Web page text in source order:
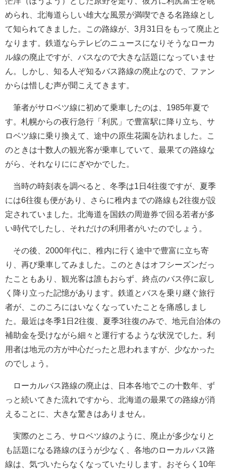
められ、北海道らしい雄大な風景が満喫できる名路線とし
て知られてきました。この路線が、3月31日をもって廃止と
なります。鉄道ならテレビのニュースになりそうなローカ
ル線の廃止ですが、バスなので大きな話題になっていませ
ん。しかし、知る人ぞ知るバス路線の廃止なので、ファン
からは惜しむ声が聞こえてきます。
筆者がサロベツ線に初めて乗車したのは、1985年夏で
す。札幌からの夜行急行「利尻」で豊富駅に降り立ち、サ
ロベツ線に乗り換えて、途中の原生花園を訪れました。こ
のときは十数人の観光客が乗車していて、最果ての路線な
がら、それなりににぎやかでした。
当時の時刻表を調べると、冬季は1日4往復ですが、夏季
には6往復も便があり、さらに稚内までの路線も2往復が設
定されていました。北海道を国鉄の周遊券で回る若者が多
い時代でしたし、それだけの利用者がいたのでしょう。
その後、2000年代に、稚内に行く途中で豊富に立ち寄
り、再び乗車してみました。このときはオフシーズンだっ
たこともあり、観光客は誰もおらず、終点のバス停に寂し
く降り立った記憶があります。鉄道とバスを乗り継ぐ旅行
者が、このころにはいなくなっていたことを痛感しまし
た。最近は冬季1日2往復、夏季3往復のみで、地元自治体の
補助金を受けながら細々と運行するような状況でした。利
用者は地元の方が中心だったと思われますが、少なかった
のでしょう。
ローカルバス路線の廃止は、日本各地でこの十数年、ず
っと続いてきた流れですから、北海道の最果ての路線が消
えることに、大きな驚きはありません。
実際のところ、サロベツ線のように、廃止が多少なりと
も話題になる路線のほうが少なく、各地のローカルバス路
線は、気づいたらなくなっていたりします。おそらく10年